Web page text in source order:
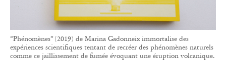
“Phénomènes” (2019) de Marina Gadonneix immortalise des
expériences scientifiques tentant de recréer des phénomènes naturels
comme ce jaillissement de fumée évoquant une éruption volcanique.